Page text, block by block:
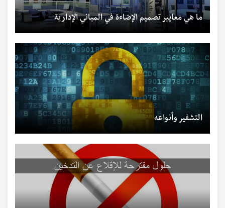
ما هي معايير تصميم الإضاءة في المباني الإدارية
التشفير وأنواعه